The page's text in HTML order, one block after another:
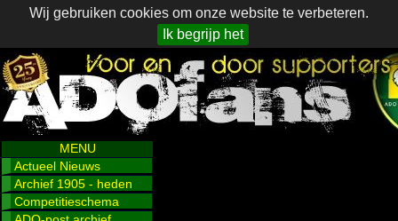
Wij gebruiken cookies om onze website te verbeteren.
Ik begrijp het
MENU
Actueel Nieuws
Archief 1905 - heden
Competitieschema